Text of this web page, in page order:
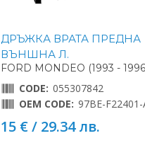
ДРЪЖКА ВРАТА ПРЕДНА
ВЪНШНА Л.
FORD MONDEO (1993 -
CODE: 055307842
OEM CODE: 97BE-F22401-
15 € / 29.34 лв.